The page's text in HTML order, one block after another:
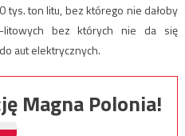
tys. ton litu, bez którego nie dałoby
litowych bez których nie da się
aut elektrycznych.
Magna Polonia!